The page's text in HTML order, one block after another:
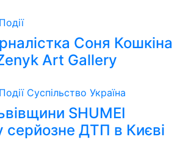
Події
Соня Кошкіна
Art Gallery
Події Суспільство Україна
SHUMEI
серйозне ДТП в Києві